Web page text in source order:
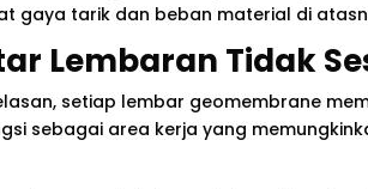
gaya tarik dan beban material di
Lembaran Tidak
setiap lembar geomembrane
sebagai area kerja yang